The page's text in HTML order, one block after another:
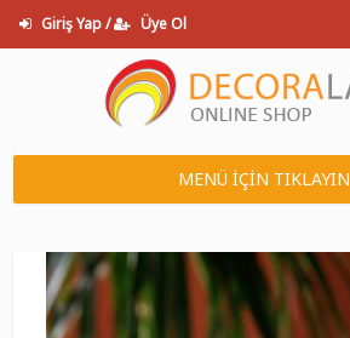
Giriş Yap / Üye Ol
MENÜ İÇİN TIKLAYIN